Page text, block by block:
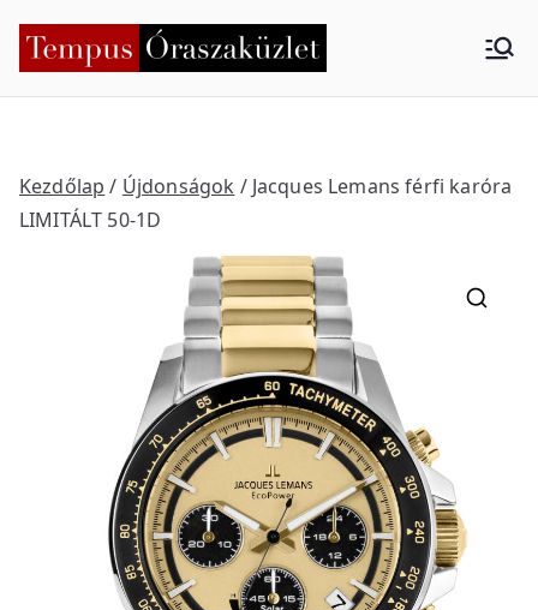
Tempus
küzlet
Kezdőlap / Újdonságok / Jacques Lemans férfi karóra
LIMITÁLT 50-1D